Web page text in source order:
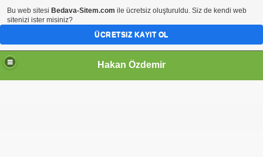
Hakan Özdemir
Bu web sitesi Bedava-Sitem.com ile ücretsiz oluşturuldu. Siz de kendi web
sitenizi ister misiniz?
ÜCRETSIZ KAYIT OL